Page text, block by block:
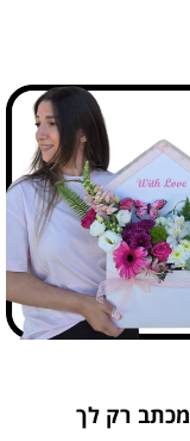
מכתב רק לך